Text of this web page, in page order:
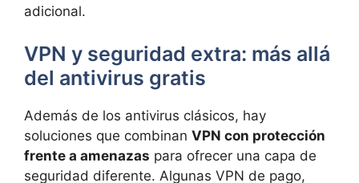
adicional.
VPN y seguridad extra: más allá
del antivirus gratis
Además de los antivirus clásicos, hay
soluciones que combinan VPN con protección
frente a amenazas para ofrecer una capa de
seguridad diferente. Algunas VPN de pago,